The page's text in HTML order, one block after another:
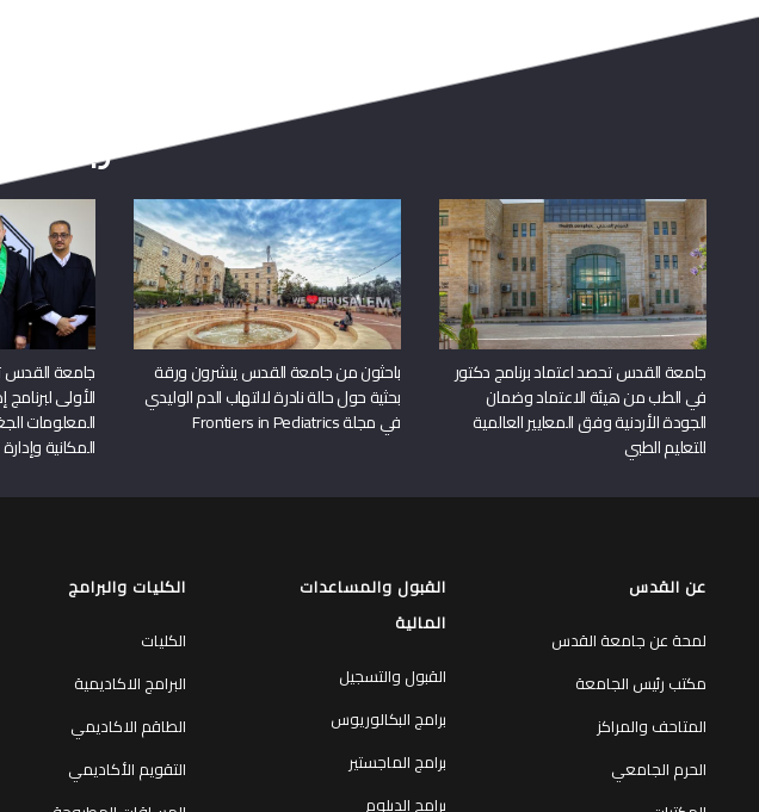
ربما
جامعة القدس تحصد اعتماد برنامج دكتور
في الطب من هيئة الاعتماد وضمان
الجودة الأردنية وفق المعايير العالمية
للتعليم الطبي
باحثون من جامعة القدس ينشرون ورقة
بحثية حول حالة نادرة لالتهاب الدم الوليدي
في مجلة Frontiers in Pediatrics
جامعة القدس
الأولى
المعلومات
المكانية
عن القدس
لمحة عن جامعة القدس
مكتب رئيس الجامعة
المتاحف والمراكز
الحرم الجامعي
القبول والمساعدات
المالية
القبول والتسجيل
برامج البكالوريوس
برامج الماجستير
برامج الدبلوم
الكليات والبرامج
الكليات
البرامج الاكاديمية
الطاقم الاكاديمي
التقويم الأكاديمي